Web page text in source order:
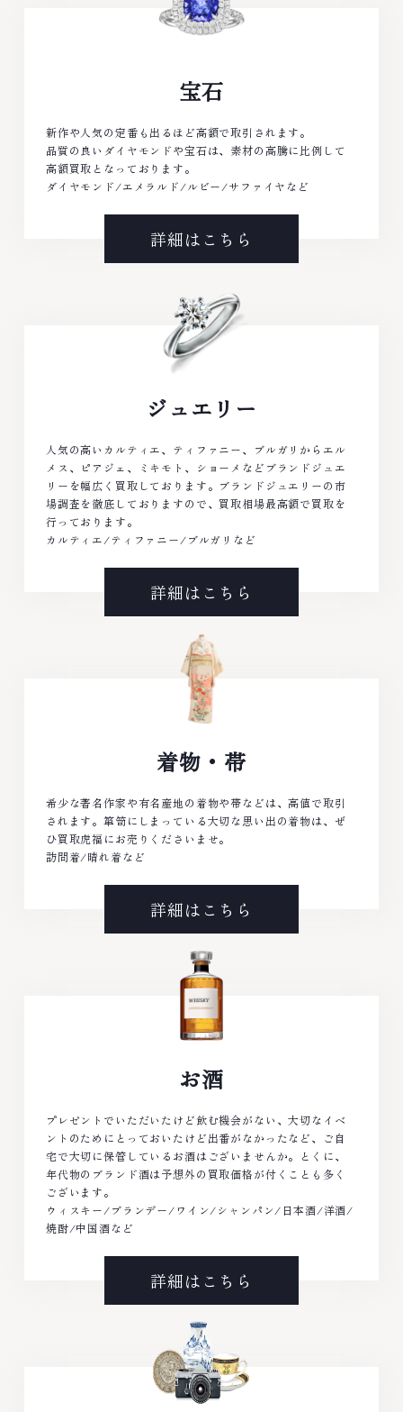
宝石
新作や人気の定番も出るほど高額で取引されます。
品質の良いダイヤモンドや宝石は、素材の高騰に比例して
高額買取となっております。
ダイヤモンド/エメラルド/ルビー/サファイヤなど
詳細はこちら
ジュエリー
人気の高いカルティエ、ティファニー、ブルガリからエル
メス、ピアジェ、ミキモト、ショーメなどブランドジュエ
リーを幅広く買取しております。ブランドジュエリーの市
場調査を徹底しておりますので、買取相場最高額で買取を
行っております。
カルティエ/ティファニー/ブルガリなど
詳細はこちら
着物・帯
希少な著名作家や有名産地の着物や帯などは、高値で取引
されます。箪笥にしまっている大切な思い出の着物は、ぜ
ひ買取虎福にお売りくださいませ。
訪問着/晴れ着など
詳細はこちら
お酒
プレゼントでいただいたけど飲む機会がない、大切なイベ
ントのためにとっておいたけど出番がなかったなど、ご自
宅で大切に保管しているお酒はございませんか。とくに、
年代物のブランド酒は予想外の買取価格が付くことも多く
ございます。
ウィスキー/ブランデー/ワイン/シャンパン/日本酒/洋酒/
焼酎/中国酒など
詳細はこちら